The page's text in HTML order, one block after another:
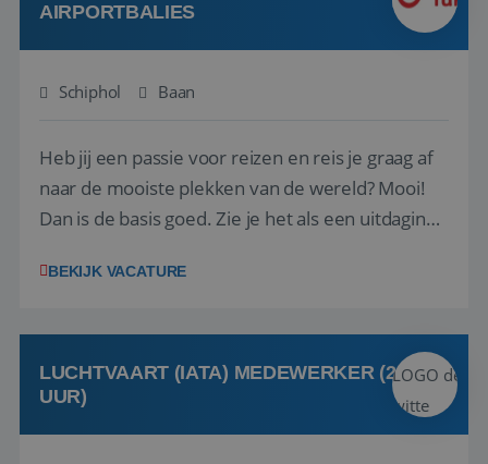
AIRPORTBALIES
Schiphol Baan
Heb jij een passie voor reizen en reis je graag af
naar de mooiste plekken van de wereld? Mooi!
Dan is de basis goed. Zie je het als een uitdaging
het samenstellen en boeken van de perfecte
deze onderdelen zijn nu samen gevoegd...
BEKIJK VACATURE
LUCHTVAART (IATA) MEDEWERKER (24-32
UUR)